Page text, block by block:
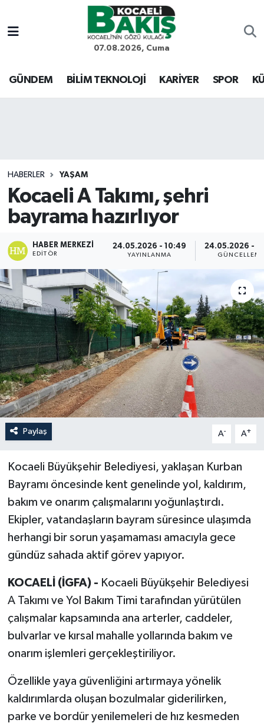
07.08.2026, Cuma
GÜNDEM BİLİM TEKNOLOJİ KARİYER SPOR
HABERLER YAŞAM
Kocaeli A Takımı, şehri
bayrama hazırlıyor
HABER MERKEZI
EDITÖR
24.05.2026 - 10:49
YAYINLANMA
24.05.2026 -
Paylaş A- A+
Kocaeli Büyükşehir Belediyesi, yaklaşan Kurban
Bayramı öncesinde kent genelinde yol, kaldırım,
bakım ve onarım çalışmalarını yoğunlaştırdı.
Ekipler, vatandaşların bayram süresince ulaşımda
herhangi bir sorun yaşamaması amacıyla gece
gündüz sahada aktif görev yapıyor.
KOCAELİ (İGFA) - Kocaeli Büyükşehir Belediyesi
A Takımı ve Yol Bakım Timi tarafından yürütülen
çalışmalar kapsamında ana arterler, caddeler,
bulvarlar ve kırsal mahalle yollarında bakım ve
onarım işlemleri gerçekleştiriliyor.
Özellikle yaya güvenliğini artırmaya yönelik
kaldırımlarda oluşan bozulmalar giderilirken,
parke ve bordür yenilemeleri de hız kesmeden
Kocaeli Nöbetçi Eczaneler
Kocaeli Hava Durumu
Son Dakika Haberleri
Haber Arşivi